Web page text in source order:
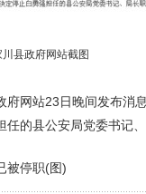
川县政府网站截图
网站23日晚间发布消
任的县公安局党委书记
被停职(图)